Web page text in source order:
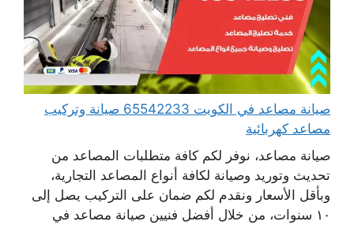
صيانة مصاعد في الكويت 65542233 صيانة وتركيب
مصاعد كهربائية
صيانة مصاعد، نوفر لكم كافة متطلبات المصاعد من
تحديث وتوريد وصيانة لكافة أنواع المصاعد التجارية،
وبأقل الأسعار ونقدم لكم ضمان على التركيب يصل إلى
١٠ سنوات، من خلال أفضل فنيين صيانة مصاعد في